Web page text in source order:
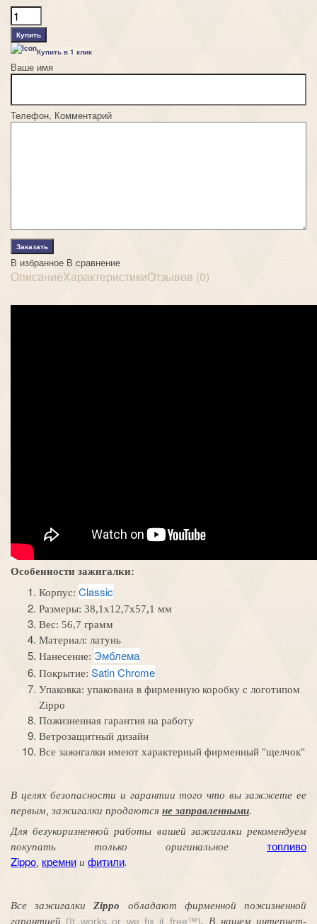
Купить в 1 клик
Ваше имя
Телефон, Комментарий
В избранное В сравнение
ОписаниеХарактеристикиОтзывов (0)
Особенности зажигалки:
Корпус: Classic
Размеры: 38,1x12,7x57,1 мм
Вес: 56,7 грамм
Материал: латунь
Нанесение: Эмблема
Покрытие: Satin Chrome
Упаковка: упакована в фирменную коробку с логотипом
Zippo
Пожизненная гарантия на работу
Ветрозащитный дизайн
Все зажигалки имеют характерный фирменный "щелчок"
В целях безопасности и гарантии того что вызажжете ее
первым , зажигалки продаются не заправленными.
Для безукоризненной работы вашей зажигалки рекомендуем
покупать только оригинальное топливо
Zippo кремни и фитили.
Все зажигалкиZippo обладают фирменнойпожизненной
гарантией (It works or we fix it free™). В нашем интернет-